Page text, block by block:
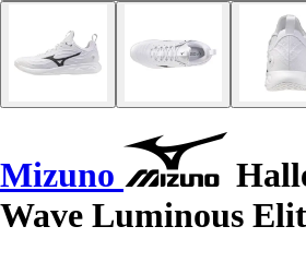
Mizuno
Wave Luminous